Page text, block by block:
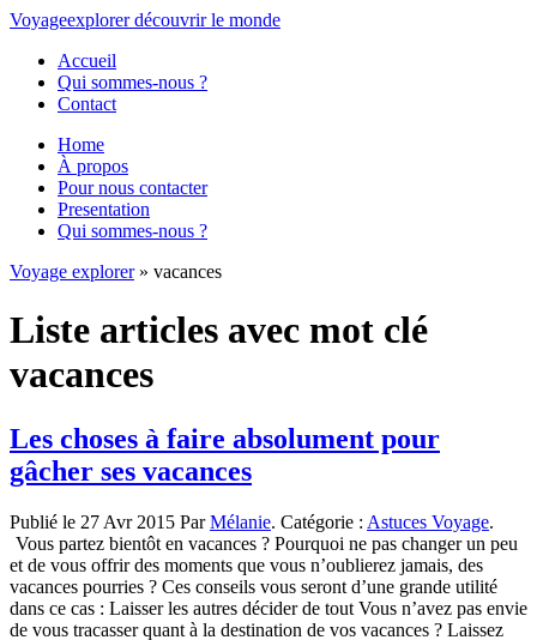
Voyageexplorer découvrirle monde
Accueil
Qui sommes-nous ?
Contact
Home
À propos
Pour nous contacter
Presentation
Qui sommes-nous ?
Voyage explorer» vacances
Liste articles avec mot clé
vacances
Les choses à faire absolument pour
gâcher ses vacances
Publié le 27 Avr 2015 ParMélanie. Catégorie : Astuces Voyage.
Vous partez bientôt en vacances ? Pourquoi ne pas changer un peu
et de vous offrir des moments que vous n’oublierez jamais, des
vacances pourries ? Ces conseils vous seront d’une grande utilité
dans ce cas : Laisser les autres décider de tout Vous n’avez pas envie
de vous tracasser quant à la destination de vos vacances ? Laissez